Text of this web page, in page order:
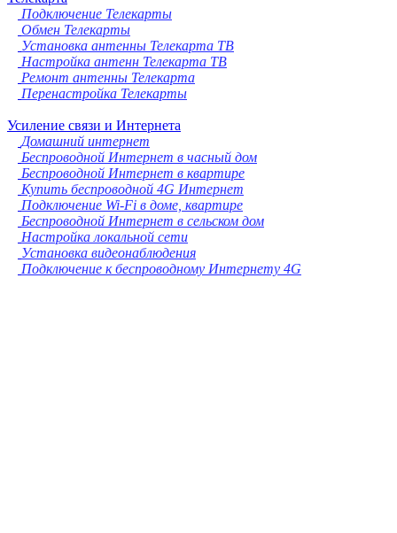
Подключение Телекарты
Обмен Телекарты
Установка антенны Телекарта ТВ
Настройка антенн Телекарта ТВ
Ремонт антенны Телекарта
Перенастройка Телекарты
Усиление связи и Интернета
Домашний интернет
Беспроводной Интернет в часный дом
Беспроводной Интернет в квартире
Купить беспроводной 4G Интернет
Подключение Wi-Fi в доме, квартире
Беспроводной Интернет в сельском дом
Настройка локальной сети
Установка видеонаблюдения
Подключение к беспроводному Интернету 4G